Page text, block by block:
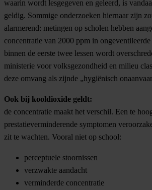
waarin wordt lesgegeven en geleerd, is
geldig. Sommige onderzoeken hiernaar zijn
alarmerend: metingen op scholen hebben
concentratie van 2000 ppm in
binnen de eerste twee lessen wordt
ministerie voor volksgezondheid en milieu
deze omvang als zijnde „hygiënisch
Ook bij kooldioxide geldt:
de concentratie maakt het verschil. Een te
prestatieverminderende symptomen
zit te wachten. Vooral niet op school:
perceptuele stoornissen
verzwakte aandacht
verminderde concentratie